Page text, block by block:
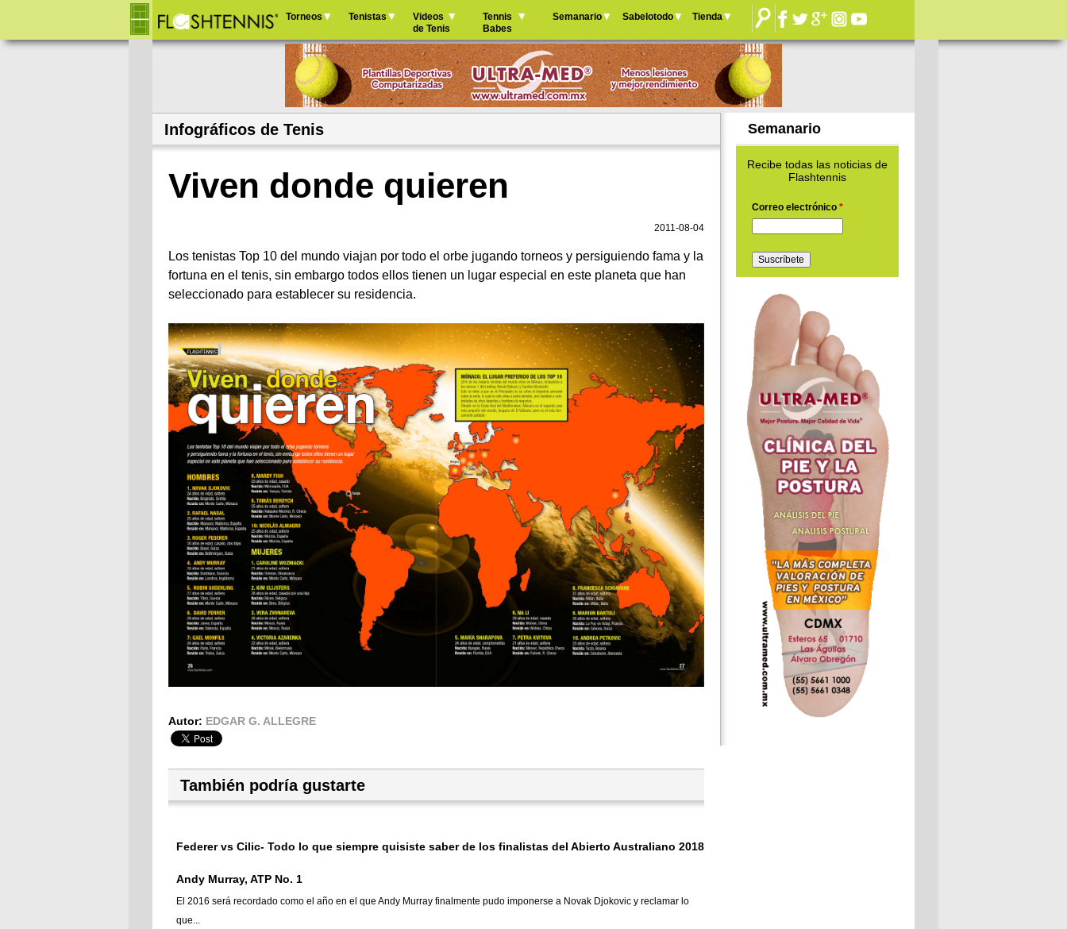
Jump to navigation
principal
Torneos Tenistas
Videos
de Tenis
Tennis
Babes
Semanario Sabelotodo Tienda
Infográficos de Tenis
Viven donde quieren
2011-08-04
Los tenistas Top 10 del mundo viajan por todo el orbe jugando torneos y persiguiendo fama y la
fortuna en el tenis, sin embargo todos ellos tienen un lugar especial en este planeta que han
seleccionado para establecer su residencia.
Autor: EDGAR G. ALLEGRE
También podría gustarte
Federer vs Cilic- Todo lo que siempre quisiste saber de los finalistas del Abierto Australiano 2018
Andy Murray, ATP No. 1
El 2016 será recordado como el año en el que Andy Murray finalmente pudo imponerse a Novak Djokovic y reclamar lo
que...
Semanario
Recibe todas las noticias de
Flashtennis
Correo electrónico *